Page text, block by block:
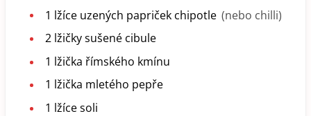
1 lžíce uzených papriček chipotle (nebo chilli)
2 lžičkysušené cibule
1 lžička římského kmínu
1 lžička mletého pepře
1 lžícesoli